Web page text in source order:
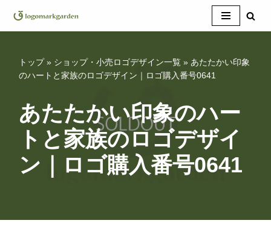
コ
トップ» ショップ・小売ロゴデザイン一覧 » あたたかい印象
のハートと家族のロゴデザイン｜ロゴ購入番号0641
あたたかい印象のハー
トと家族のロゴデザイ
ン｜ロゴ購入番号0641